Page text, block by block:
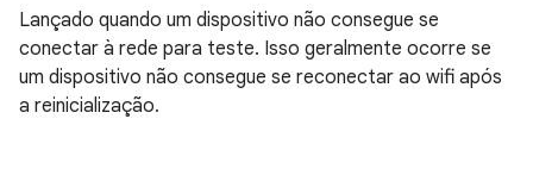
Lançado quando um dispositivo não consegue se
conectar à rede para teste. Isso geralmente ocorre se
um dispositivo não consegue se reconectar ao wifi após
a reinicialização.